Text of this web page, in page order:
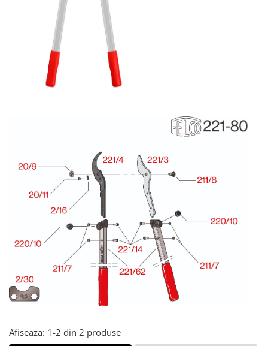
CUTITE PENTRU ALTOIT
CUTITE DE BUZUNAR
FOARFECE ELECTRICE SI ACCESORII
ACCESORII
Afiseaza: 1-2 din 2 produse